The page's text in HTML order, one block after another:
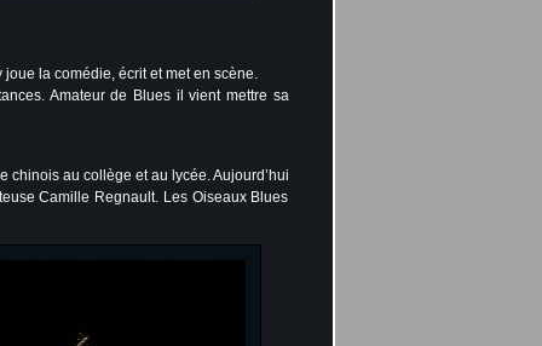
la comédie, écrit et met en scène.
Amateur de Blues il vient mettre sa
chinois au collège et au lycée. Aujourd’hui
Camille Regnault. Les Oiseaux Blues